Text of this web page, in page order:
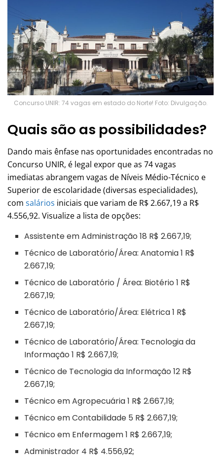
Concurso UNIR: 74 vagas em estado do Norte! Foto: Divulgação.
Quais são as possibilidades?
Dando mais ênfase nas oportunidades encontradas no
Concurso UNIR, é legal expor que as 74 vagas
imediatas abrangem vagas de Níveis Médio-Técnico e
Superior de escolaridade (diversas especialidades),
com salários iniciais que variam de R$ 2.667,19 a R$
4.556,92. Visualize a lista de opções:
Assistente em Administração 18 R$ 2.667,19;
Técnico de Laboratório/Área: Anatomia 1 R$
2.667,19;
Técnico de Laboratório / Área: Biotério 1 R$
2.667,19;
Técnico de Laboratório/Área: Elétrica 1 R$
2.667,19;
Técnico de Laboratório/Área: Tecnologia da
Informação 1 R$ 2.667,19;
Técnico de Tecnologia da Informação 12 R$
2.667,19;
Técnico em Agropecuária 1 R$ 2.667,19;
Técnico em Contabilidade 5 R$ 2.667,19;
Técnico em Enfermagem 1 R$ 2.667,19;
Administrador 4 R$ 4.556,92;